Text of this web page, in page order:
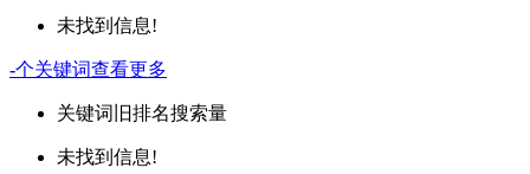
未找到信息!
-个关键词查看更多
关键词 旧排名搜索量
未找到信息!